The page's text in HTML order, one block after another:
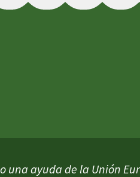
una ayuda de la Unión